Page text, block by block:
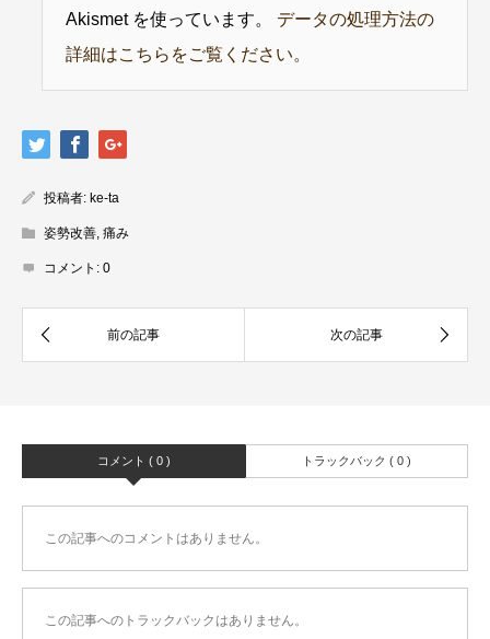
Akismet を使っています。 データの処理方法の
詳細はこちらをご覧ください。
投稿者: ke-ta
姿勢改善, 痛み
コメント: 0
コメント ( 0 ) トラックバック ( 0 )
この記事へのコメントはありません。
この記事へのトラックバックはありません。